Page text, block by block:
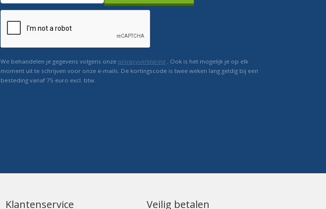
We behandelen je gegevens volgens onze privacyverklaring . Ook is het mogelijk je op elk
moment uit te schrijven voor onze e-mails. De kortingscode is twee weken lang geldig bij een
besteding vanaf 75 euro excl. btw.
Klantenservice Veilig betalen